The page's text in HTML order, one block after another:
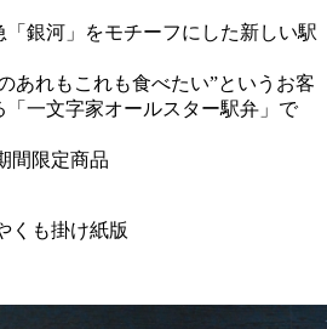
「銀河」をモチーフにした新しい駅
あれもこれも食べたい”というお客
一文字家オールスター駅弁」で
間限定商品
くも掛け紙版